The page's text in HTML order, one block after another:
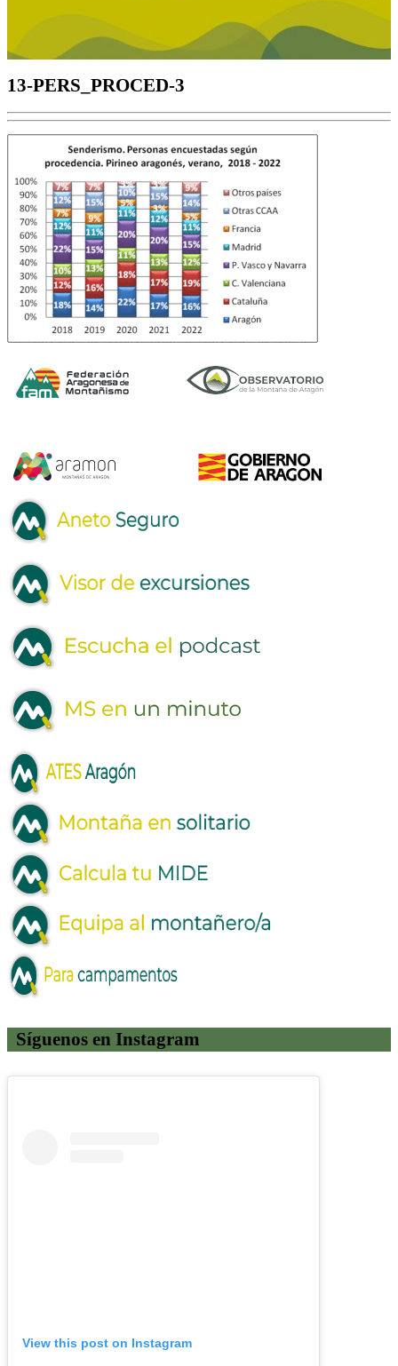
13-PERS_PROCED-3
Síguenos en Instagram
View this post on Instagram